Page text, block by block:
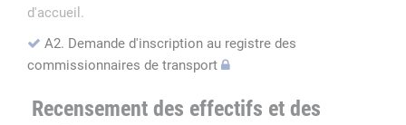
d'accueil.
A2. Demande d'inscription au registre des
commissionnaires de transport
Recensement des effectifs et des